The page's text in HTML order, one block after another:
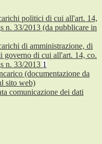
politici di cui all'art. 14,
n. 33/2013 (da pubblicare in
di amministrazione, di
governo di cui all'art. 14, co.
n. 33/2013 1
(documentazione da
sito web)
comunicazione dei dati